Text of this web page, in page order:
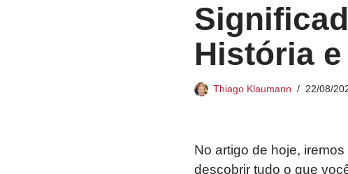
História
Thiago Klaumann 22/08/
No artigo de hoje,
descobrir tudo o que